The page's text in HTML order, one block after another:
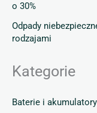
o 30%
Odpady
rodzajami
Kategorie
Baterie i akumulatory